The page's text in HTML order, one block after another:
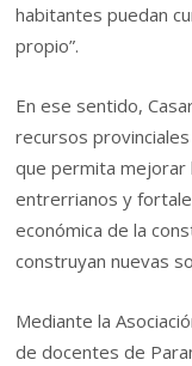
habitantes puedan
propio”.
En ese sentido,
recursos
que permita mejorar
entrerrianos y
económica de la
construyan nuevas
Mediante la
de docentes de